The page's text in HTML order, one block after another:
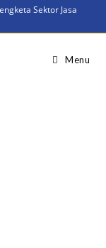
Sektor Jasa
Menu